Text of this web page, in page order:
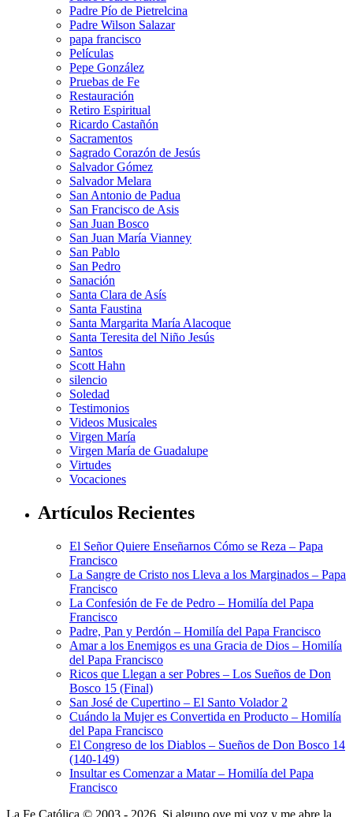
Padre Pío de Pietrelcina
Padre Wilson Salazar
papa francisco
Películas
Pepe González
Pruebas de Fe
Restauración
Retiro Espiritual
Ricardo Castañón
Sacramentos
Sagrado Corazón de Jesús
Salvador Gómez
Salvador Melara
San Antonio de Padua
San Francisco de Asis
San Juan Bosco
San Juan María Vianney
San Pablo
San Pedro
Sanación
Santa Clara de Asís
Santa Faustina
Santa Margarita María Alacoque
Santa Teresita del Niño Jesús
Santos
Scott Hahn
silencio
Soledad
Testimonios
Videos Musicales
Virgen María
Virgen María de Guadalupe
Virtudes
Vocaciones
Artículos Recientes
El Señor Quiere Enseñarnos Cómo se Reza – Papa
Francisco
La Sangre de Cristo nos Lleva a los Marginados – Papa
Francisco
La Confesión de Fe de Pedro – Homilía del Papa
Francisco
Padre, Pan y Perdón – Homilía del Papa Francisco
Amar a los Enemigos es una Gracia de Dios – Homilía
del Papa Francisco
Ricos que Llegan a ser Pobres – Los Sueños de Don
Bosco 15 (Final)
San José de Cupertino – El Santo Volador 2
Cuándo la Mujer es Convertida en Producto – Homilía
del Papa Francisco
El Congreso de los Diablos – Sueños de Don Bosco 14
(140-149)
Insultar es Comenzar a Matar – Homilía del Papa
Francisco
La Fe Católica © 2003 - 2026, Si alguno oye mi voz y me abre la